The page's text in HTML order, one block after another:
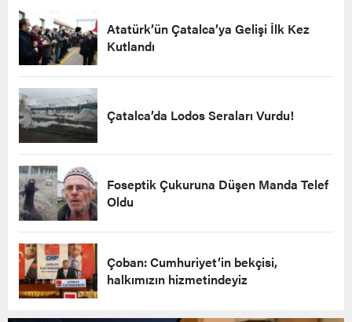
Atatürk’ün Çatalca’ya Gelişi İlk Kez
Kutlandı
Çatalca’da Lodos Seraları Vurdu!
Foseptik Çukuruna Düşen Manda Telef
Oldu
Çoban: Cumhuriyet’in bekçisi,
halkımızın hizmetindeyiz